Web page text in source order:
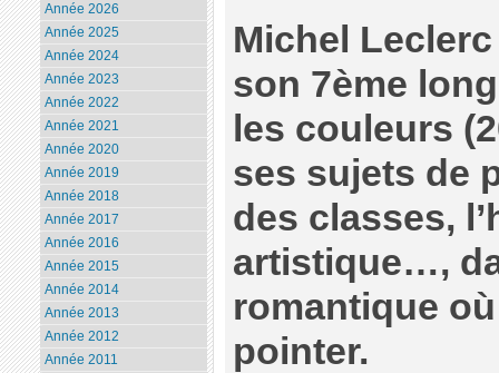
Michel
son 7ème
les couleurs
ses sujets de
des classes,
artistique…,
romantique
pointer.
Année 2026
Année 2025
Année 2024
Année 2023
Année 2022
Année 2021
Année 2020
Année 2019
Année 2018
Année 2017
Année 2016
Année 2015
Année 2014
Année 2013
Année 2012
Année 2011